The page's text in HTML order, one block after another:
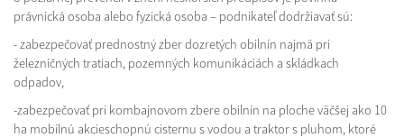
právnická osoba alebo fyzická osoba – podnikateľ dodržiavať sú:
- zabezpečovať prednostný zber dozretých obilnín najmä pri
železničných tratiach, pozemných komunikáciách a skládkach
odpadov,
-zabezpečovať pri kombajnovom zbere obilnín na ploche väčšej ako 10
ha mobilnú akcieschopnú cisternu s vodou a traktor s pluhom, ktoré